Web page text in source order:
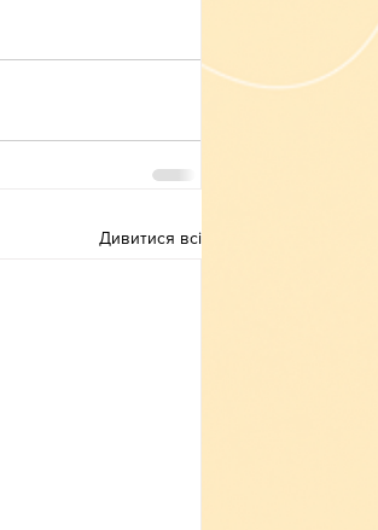
Дивитися всі